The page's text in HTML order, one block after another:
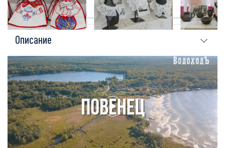
ОПИСАНИЕ ЭКСКУРСИИ
Описание